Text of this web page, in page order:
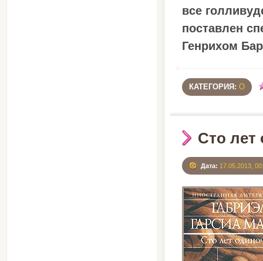
все
поставлен
Генрихом
КАТЕГОРИЯ: О
Сто лет
Дата: 17.05.2013,